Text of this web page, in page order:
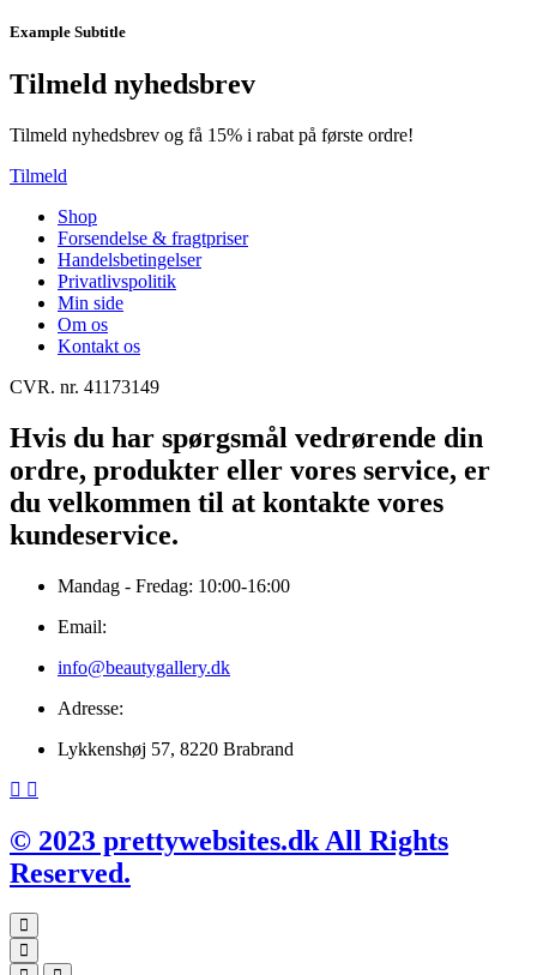
Example Subtitle
Tilmeld nyhedsbrev
Tilmeld nyhedsbrev og få 15% i rabat på første ordre!
Tilmeld
Shop
Forsendelse & fragtpriser
Handelsbetingelser
Privatlivspolitik
Min side
Om os
Kontakt os
CVR. nr. 41173149
Hvis du har spørgsmål vedrørende din
ordre, produkter eller vores service, er
du velkommen til at kontakte vores
kundeservice.
Mandag - Fredag: 10:00-16:00
Email:
info@beautygallery.dk
Adresse:
Lykkenshøj 57, 8220 Brabrand
© 2023 prettywebsites.dk All Rights
Reserved.